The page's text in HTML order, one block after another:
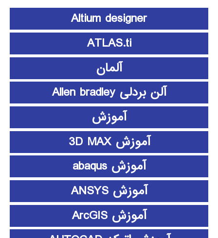
Altium designer
ATLAS.ti
آلمان
آلن بردلی Allen bradley
آموزش
آموزش 3D MAX
آموزش abaqus
آموزش ANSYS
آموزش ArcGIS